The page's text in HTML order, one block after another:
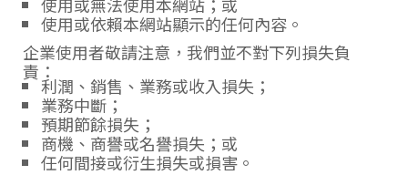
使用或依賴本網站顯示的任何內容。
企業使用者敬請注意，我們並不對下列損失負
責：
利潤、銷售、業務或收入損失；
業務中斷；
預期節餘損失；
商機、商譽或名譽損失；或
任何間接或衍生損失或損害。